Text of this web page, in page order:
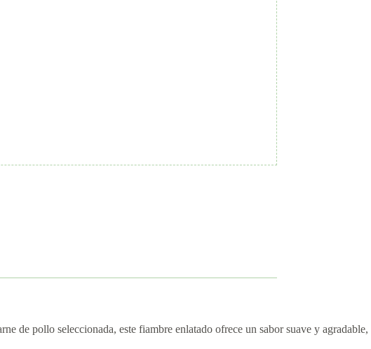
de pollo seleccionada, este fiambre enlatado ofrece un sabor suave y agradable,